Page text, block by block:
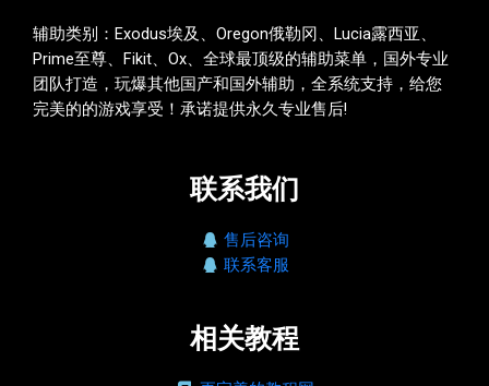
辅助类别：Exodus埃及、Oregon俄勒冈、Lucia露西亚、
Prime至尊、Fikit、Ox、全球最顶级的辅助菜单，国外专业
团队打造，玩爆其他国产和国外辅助，全系统支持，给您
完美的的游戏享受！承诺提供永久专业售后!
联系我们
售后咨询
联系客服
相关教程